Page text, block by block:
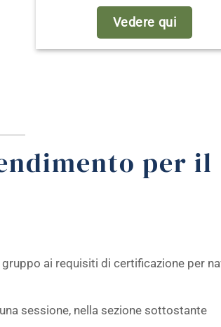
Vedere qui
per il
ai requisiti di certificazione per
sessione, nella sezione sottostante